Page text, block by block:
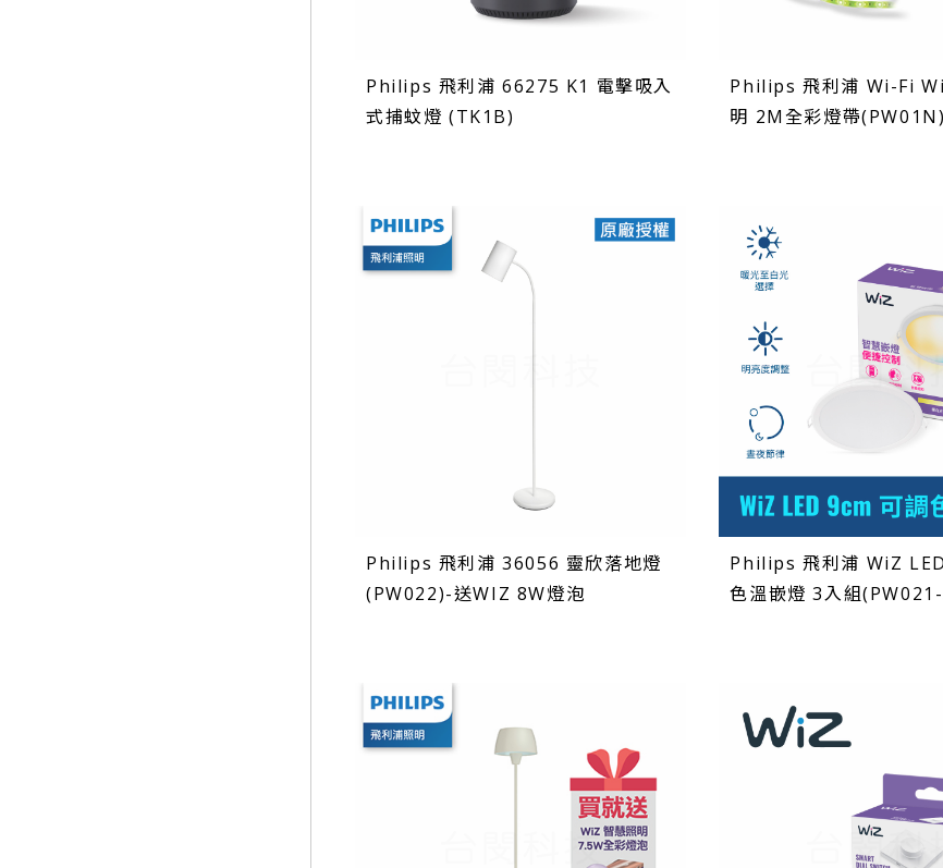
Philips 飛利浦 66275 K1 電擊吸入
式捕蚊燈 (TK1B)
Philips 飛利浦 Wi-Fi
明 2M全彩燈帶(PW01N)
Philips 飛利浦 36056 靈欣落地燈
(PW022)-送WIZ 8W燈泡
Philips 飛利浦 WiZ
色溫嵌燈 3入組